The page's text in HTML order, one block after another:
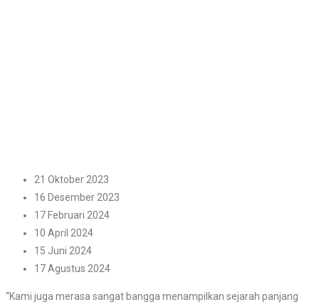
21 Oktober 2023
16 Desember 2023
17 Februari 2024
10 April 2024
15 Juni 2024
17 Agustus 2024
“Kami juga merasa sangat bangga menampilkan sejarah panjang